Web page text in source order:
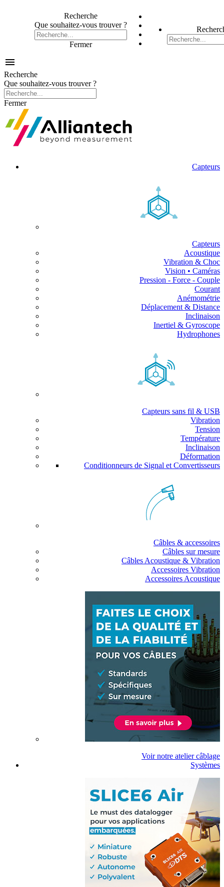
Recherche
Que souhaitez-vous trouver ?
Fermer

Recherche
Que souhaitez-vous trouver ?
Fermer
Capteurs
Capteurs
Acoustique
Vibration & Choc
Vision • Caméras
Pression - Force - Couple
Courant
Anémométrie
Déplacement & Distance
Inclinaison
Inertiel & Gyroscope
Hydrophones
Capteurs sans fil & USB
Vibration
Tension
Température
Inclinaison
Déformation
Conditionneurs de Signal et Convertisseurs
Câbles & accessoires
Câbles sur mesure
Câbles Acoustique & Vibration
Accessoires Vibration
Accessoires Acoustique
Voir notre atelier câblage
Systèmes